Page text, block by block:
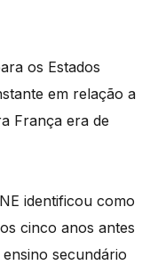
os Estados
em relação a
França era de
identificou como
cinco anos antes
secundário